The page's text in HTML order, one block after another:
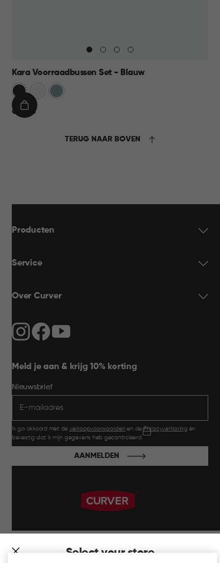
Select your store
Kara Voorraadbussen Set - Blauw
Antraciet Blauw
€
€ 39,95
IN
TERUG NAAR BOVEN
Producten
Service
Over Curver
Meld je aan & krijg 10% korting
Nieuwsbrief
Ik ga akkoord met de verkoopvoorwaarden en dePrivacyverklaring en
bevestig dat ik mijn gegevens heb gecontroleerd.
AANMELDEN